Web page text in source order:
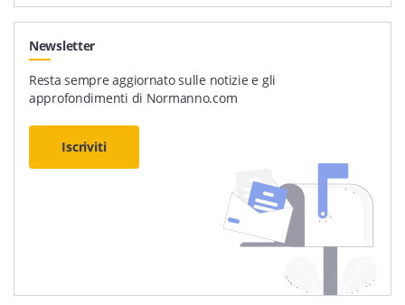
Newsletter
Resta sempre aggiornato sulle notizie e gli
approfondimenti di Normanno.com
Iscriviti